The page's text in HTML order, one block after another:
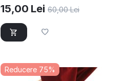
15,00 Lei 60,00 Lei
Reducere 75%